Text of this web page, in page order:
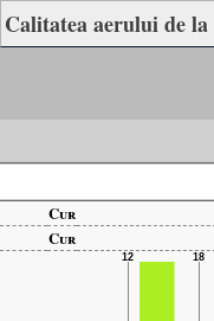
Calitatea aerului de
Cur
Cur